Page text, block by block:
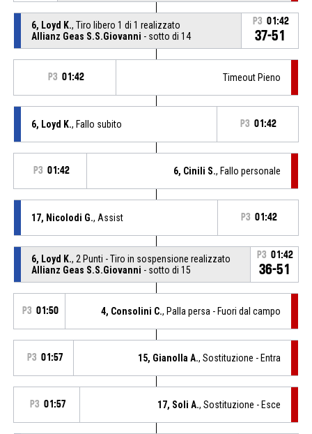
6, Loyd K., Tiro libero 1 di 1 realizzato
Allianz Geas S.S.Giovanni - sotto di 14
P3 01:42
37-51
P3 01:42 Timeout Pieno
6, Loyd K., Fallo subito P3 01:42
P3 01:42 6, Cinili S., Fallo personale
17, Nicolodi G., Assist P3 01:42
6, Loyd K., 2 Punti - Tiro in sospensione realizzato
Allianz Geas S.S.Giovanni - sotto di 15
P3 01:42
36-51
P3 01:50 4, Consolini C., Palla persa - Fuori dal campo
P3 01:57 15, Gianolla A., Sostituzione - Entra
P3 01:57 17, Soli A., Sostituzione - Esce